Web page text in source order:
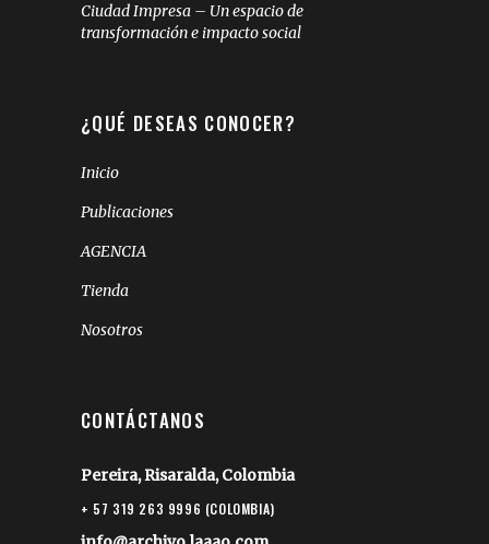
Ciudad Impresa – Un espacio de
transformación e impacto social
¿QUÉ DESEAS CONOCER?
Inicio
Publicaciones
AGENCIA
Tienda
Nosotros
CONTÁCTANOS
Pereira, Risaralda, Colombia
+ 57 319 263 9996 (COLOMBIA)